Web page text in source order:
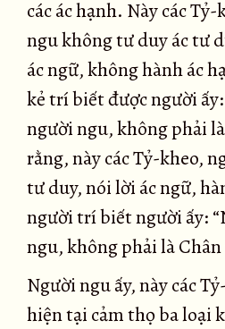
các ác hạnh. Này các
ngu không tư duy ác tư
ác ngữ, không hành ác
kẻ trí biết được người
người ngu, không phải là
rằng, này các Tỷ-kheo,
tư duy, nói lời ác ngữ,
người trí biết người ấy:
ngu, không phải là Chân
Người ngu ấy, này các
hiện tại cảm thọ ba loại